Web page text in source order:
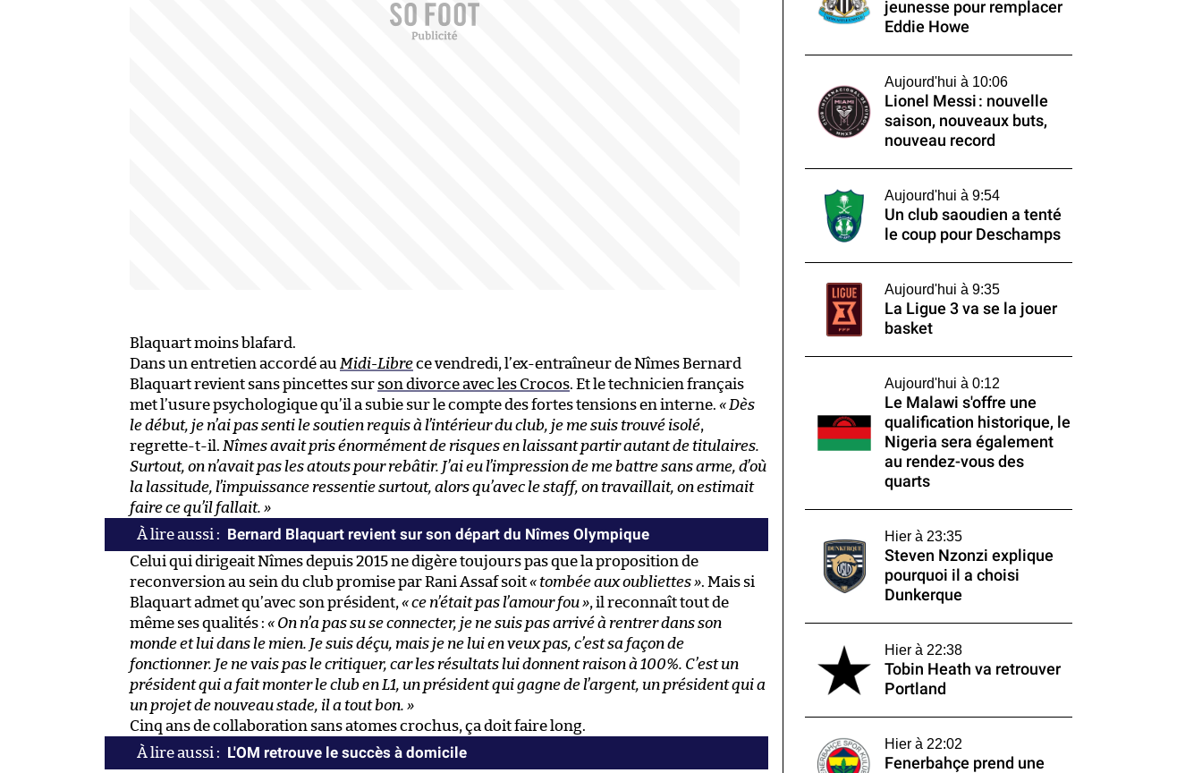
Blaquart moins blafard.
Dans un entretien accordé au Midi-Librece vendredi, l’ex-entraîneur de Nîmes Bernard
Blaquart revient sans pincettes sur son divorce avec les Crocos. Et le technicien français
met l’usure psychologique qu’il a subie sur le compte des fortes tensions en interne. « Dès
le début, je n’ai pas senti le soutien requis à l’intérieur du club, je me suis trouvé isolé,
regrette-t-il. Nîmes avait pris énormément de risques en laissant partir autant de titulaires.
Surtout, on n’avait pas les atouts pour rebâtir. J’ai eu l’impression de me battre sans arme, d’où
la lassitude, l’impuissance ressentie surtout, alors qu’avec le staff, on travaillait, on estimait
faire ce qu’il fallait. »
Bernard Blaquart revient sur son départ du Nîmes Olympique
Celui qui dirigeait Nîmes depuis 2015 ne digère toujours pas que la proposition de
reconversion au sein du club promise par Rani Assaf soit« tombée aux oubliettes ». Mais si
Blaquart admet qu’avec son président, « ce n’était pas l’amour fou », il reconnaît tout de
même ses qualités : « On n’a pas su se connecter, je ne suis pas arrivé à rentrer dans son
monde et lui dans le mien. Je suis déçu, mais je ne lui en veux pas, c’est sa façon de
fonctionner. Je ne vais pas le critiquer, car les résultats lui donnent raison à 100%. C’est un
président qui a fait monter le club en L1, un président qui gagne de l’argent, un président qui a
un projet de nouveau stade, il a tout bon. »
Cinq ans de collaboration sans atomes crochus, ça doit faire long.
L'OM retrouve le succès à domicile
jeunesse pour remplacer
Eddie Howe
Aujourd'hui à 10:06
Lionel Messi : nouvelle
saison, nouveaux buts,
nouveau record
Aujourd'hui à 9:54
Un club saoudien a tenté
le coup pour Deschamps
Aujourd'hui à 9:35
La Ligue 3 va se la jouer
basket
Aujourd'hui à 0:12
Le Malawi s'offre une
qualification historique, le
Nigeria sera également
au rendez-vous des
quarts
Hier à 23:35
Steven Nzonzi explique
pourquoi il a choisi
Dunkerque
Hier à 22:38
Tobin Heath va retrouver
Portland
Hier à 22:02
Fenerbahçe prend une